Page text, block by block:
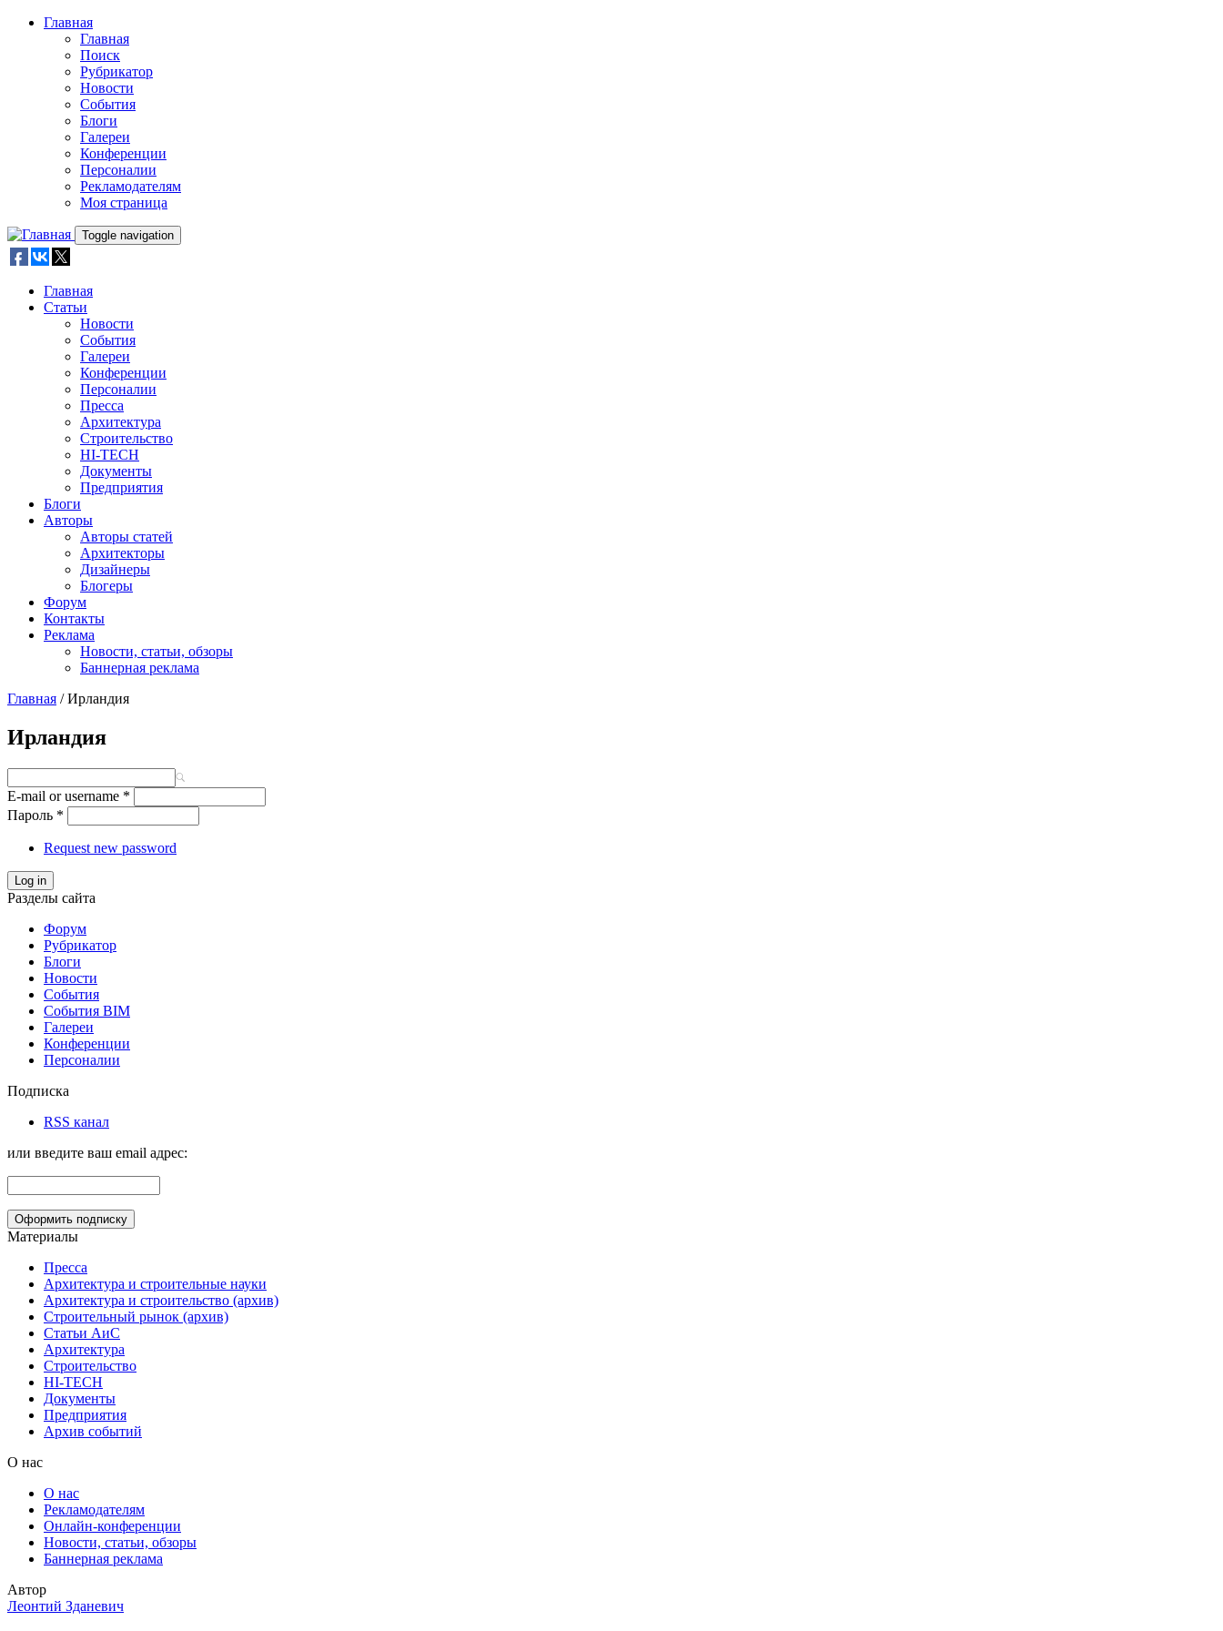
Skip to main content
Главная
Главная
Поиск
Рубрикатор
Новости
События
Блоги
Галереи
Конференции
Персоналии
Рекламодателям
Моя страница
Toggle navigation
Главная
Статьи
Новости
События
Галереи
Конференции
Персоналии
Пресса
Архитектура
Строительство
HI-TECH
Документы
Предприятия
Блоги
Авторы
Авторы статей
Архитекторы
Дизайнеры
Блогеры
Форум
Контакты
Реклама
Новости, статьи, обзоры
Баннерная реклама
Главная / Ирландия
Ирландия
E-mail or username *
Пароль *
Request new password
Log in
Разделы сайта
Форум
Рубрикатор
Блоги
Новости
События
События BIM
Галереи
Конференции
Персоналии
Подписка
RSS канал
или введите ваш email адрес:
Материалы
Пресса
Архитектура и строительные науки
Архитектура и строительство (архив)
Строительный рынок (архив)
Статьи АиС
Архитектура
Строительство
HI-TECH
Документы
Предприятия
Архив событий
О нас
О нас
Рекламодателям
Онлайн-конференции
Новости, статьи, обзоры
Баннерная реклама
Автор
Леонтий Зданевич